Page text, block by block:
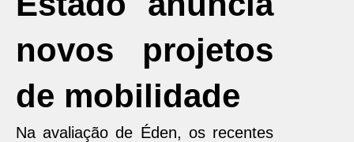
novos projetos
de mobilidade
Na avaliação de Éden, os recentes